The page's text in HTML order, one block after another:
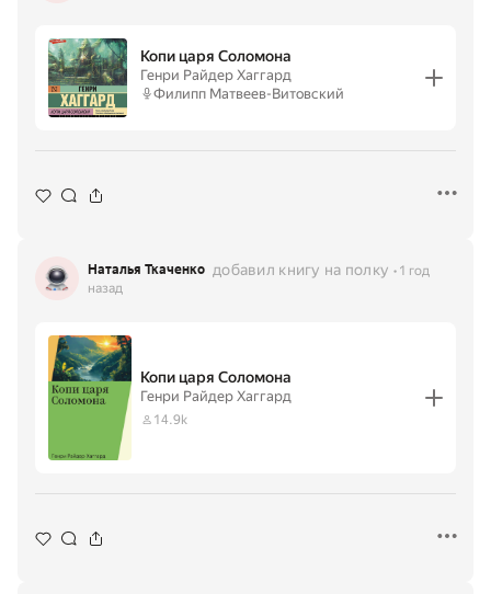
Копи царя Соломона
Генри Райдер Хаггард
Филипп Матвеев-Витовский
Наталья Ткаченко добавил книгу на полку
1 год
назад
Копи царя Соломона
Генри Райдер Хаггард
14.9k